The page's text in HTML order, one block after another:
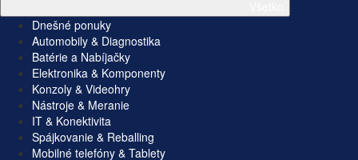
Dnešné ponuky
Automobily & Diagnostika
Batérie a Nabíjačky
Elektronika & Komponenty
Konzoly & Videohry
Nástroje & Meranie
IT & Konektivita
Spájkovanie & Reballing
Mobilné telefóny & Tablety